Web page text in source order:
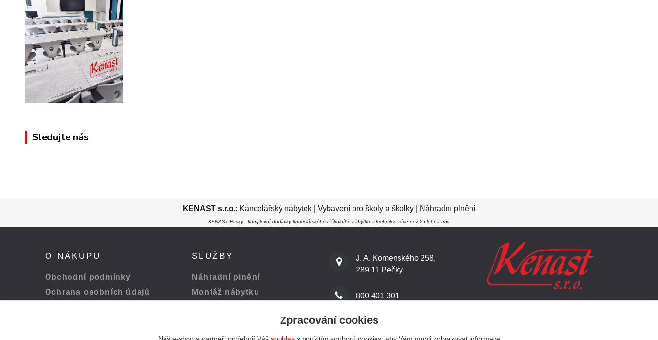
Sledujte nás
KENAST s.r.o.: Kancelářský nábytek Vybavení pro školy a školky Náhradní plnění
KENAST Pečky - komplexní dodávky kancelářského a školního nábytku a techniky - více než 25 let na trhu
O NÁKUPU
Obchodní podmínky
Ochrana osobních údajů
SLUŽBY
Náhradní plnění
Montáž nábytku
J. A. Komenského 258,
289 11 Pečky
800 401 301
Zpracování cookies